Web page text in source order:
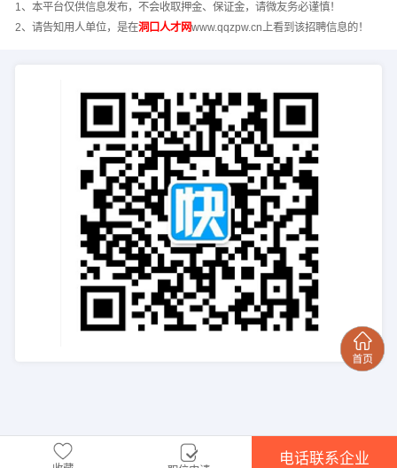
1、本平台仅供信息发布，不会收取押金、保证金，请微友务必谨慎！
2、请告知用人单位，是在洞口人才网www.qqzpw.cn上看到该招聘信息的！
电话联系企业